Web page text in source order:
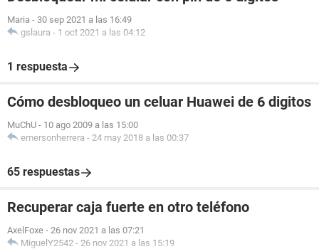
Maria - 30 sep 2021 a las 16:49
gslaura - 1 oct 2021 a las 04:12
1 respuesta
Cómo desbloqueo un celuar Huawei de 6 digitos
MuChU - 10 ago 2009 a las 15:00
emersonherrera - 24 may 2018 a las 00:37
65 respuestas
Recuperar caja fuerte en otro teléfono
AxelFoxe - 26 nov 2021 a las 07:21
MiguelY2542 - 26 nov 2021 a las 15:19